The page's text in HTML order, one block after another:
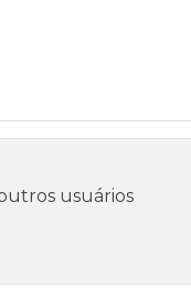
usuários